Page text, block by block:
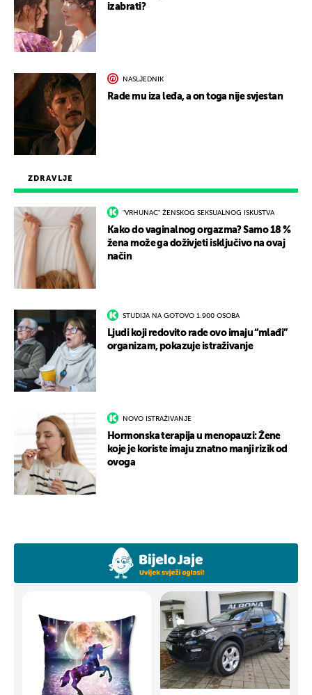
ZDRAVLJE
"VRHUNAC" ŽENSKOG SEKSUALNOG ISKUSTVA
Kako do vaginalnog orgazma? Samo 18 %
žena može ga doživjeti isključivo na ovaj
način
STUDIJA NA GOTOVO 1.900 OSOBA
Ljudi koji redovito rade ovo imaju “mlađi”
organizam, pokazuje istraživanje
NOVO ISTRAŽIVANJE
Hormonska terapija u menopauzi: Žene
koje je koriste imaju znatno manji rizik od
ovoga
izabrati?
NASLJEDNIK
Rade mu iza leđa, a on toga nije svjestan